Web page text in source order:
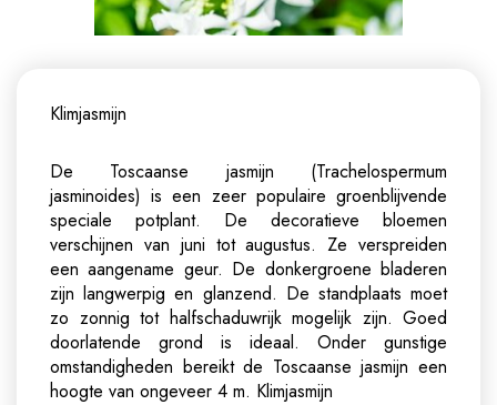
Klimjasmijn
De Toscaanse jasmijn (Trachelospermum
jasminoides) is een zeer populaire groenblijvende
speciale potplant. De decoratieve bloemen
verschijnen van juni tot augustus. Ze verspreiden
een aangename geur. De donkergroene bladeren
zijn langwerpig en glanzend. De standplaats moet
zo zonnig tot halfschaduwrijk mogelijk zijn. Goed
doorlatende grond is ideaal. Onder gunstige
omstandigheden bereikt de Toscaanse jasmijn een
hoogte van ongeveer 4 m. Klimjasmijn